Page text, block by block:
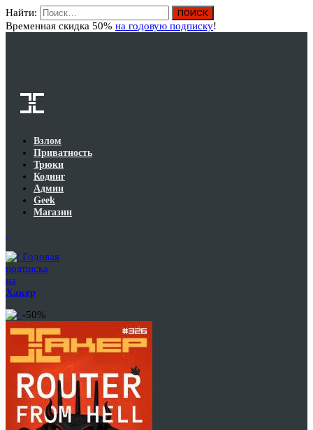
Найти:
Временная скидка 50% на годовую подписку!
Взлом
Приватность
Трюки
Кодинг
Админ
Geek
Магазин
Годовая
подписка
на
Хакер
-50%